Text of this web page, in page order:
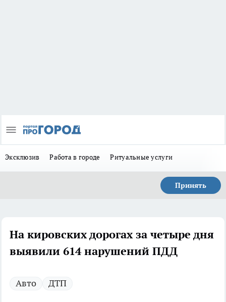
Эксклюзив Работа в городе Ритуальные услуги
Принять
На кировских дорогах за четыре дня
выявили 614 нарушений ПДД
Авто ДТП